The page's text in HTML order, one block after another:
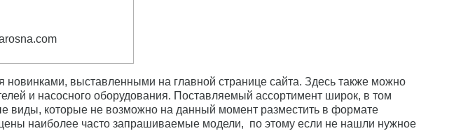
новинками, выставленными на главной странице сайта. Здесь также можно
и насосного оборудования. Поставляемый ассортимент широк, в том
виды, которые не возможно на данный момент разместить в формате
наиболее часто запрашиваемые модели, по этому если не нашли нужное